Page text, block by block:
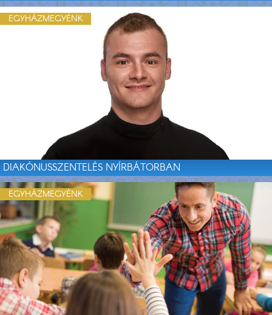
DIAKÓNUSSZENTELÉS NYÍRBÁTORBAN
EGYHÁZMEGYÉNK
EGYHÁZMEGYÉNK